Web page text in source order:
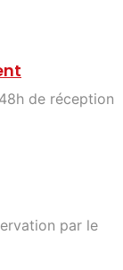
de réception
par le